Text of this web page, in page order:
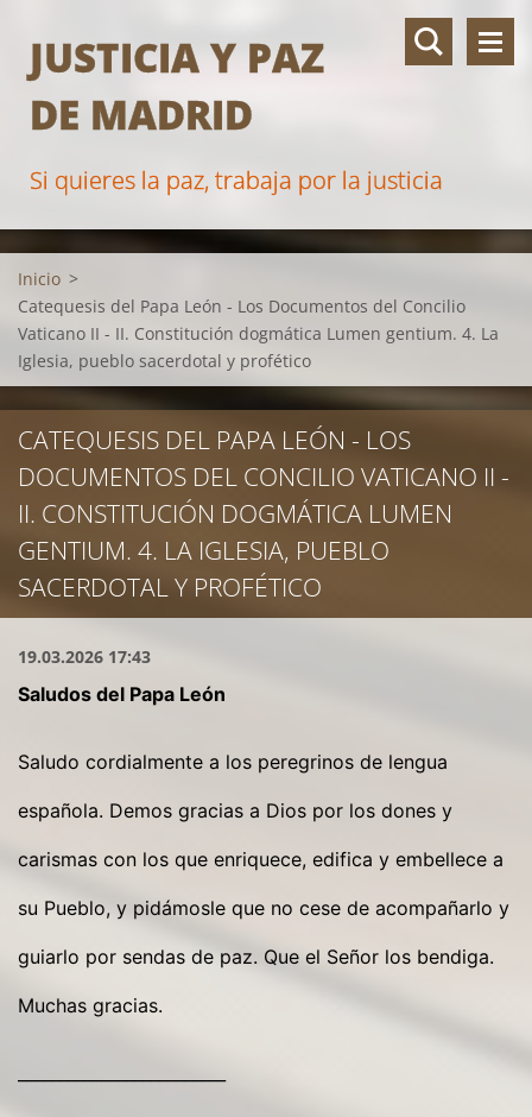
JUSTICIA Y PAZ
DE MADRID
Si quieres la paz, trabaja por la justicia
Inicio >
Catequesis del Papa León - Los Documentos del Concilio
Vaticano II - II. Constitución dogmática Lumen gentium. 4. La
Iglesia, pueblo sacerdotal y profético
CATEQUESIS DEL PAPA LEÓN - LOS
DOCUMENTOS DEL CONCILIO VATICANO II -
II. CONSTITUCIÓN DOGMÁTICA LUMEN
GENTIUM. 4. LA IGLESIA, PUEBLO
SACERDOTAL Y PROFÉTICO
19.03.2026 17:43
Saludos del Papa León
Saludo cordialmente a los peregrinos de lengua
española. Demos gracias a Dios por los dones y
carismas con los que enriquece, edifica y embellece a
su Pueblo, y pidámosle que no cese de acompañarlo y
guiarlo por sendas de paz. Que el Señor los bendiga.
Muchas gracias.